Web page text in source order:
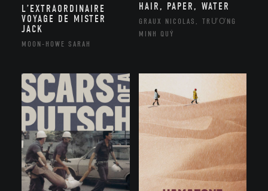
L’EXTRAORDINAIRE
VOYAGE DE MISTER
JACK
MOON-HOWE SARAH
HAIR, PAPER, WATER
GRAUX NICOLAS, TRƯƠNG
MINH QUÝ